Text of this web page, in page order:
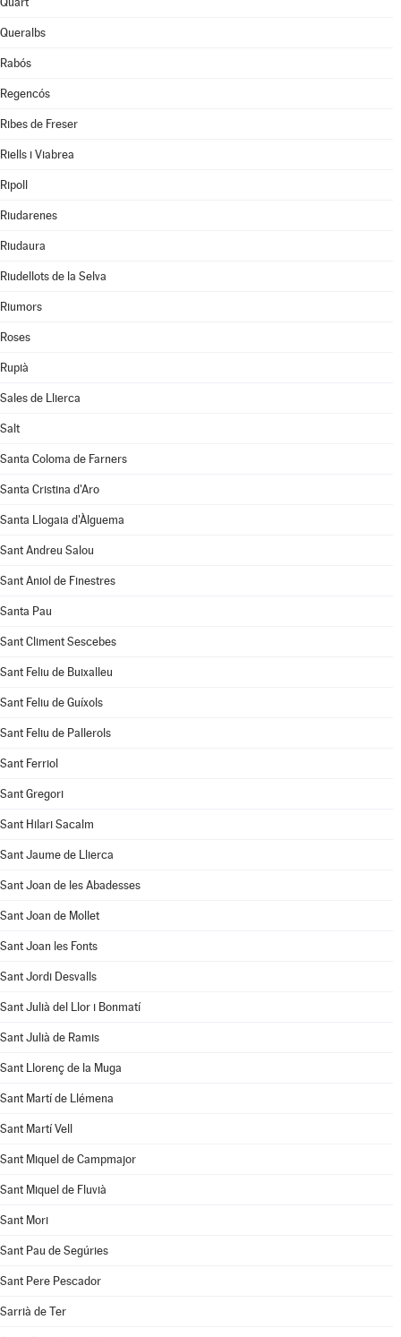
Queralbs
Rabós
Regencós
Ribes de Freser
Riells i Viabrea
Ripoll
Riudarenes
Riudaura
Riudellots de la Selva
Riumors
Roses
Rupià
Sales de Llierca
Salt
Santa Coloma de Farners
Santa Cristina d'Aro
Santa Llogaia d'Àlguema
Sant Andreu Salou
Sant Aniol de Finestres
Santa Pau
Sant Climent Sescebes
Sant Feliu de Buixalleu
Sant Feliu de Guíxols
Sant Feliu de Pallerols
Sant Ferriol
Sant Gregori
Sant Hilari Sacalm
Sant Jaume de Llierca
Sant Joan de les Abadesses
Sant Joan de Mollet
Sant Joan les Fonts
Sant Jordi Desvalls
Sant Julià del Llor i Bonmatí
Sant Julià de Ramis
Sant Llorenç de la Muga
Sant Martí de Llémena
Sant Martí Vell
Sant Miquel de Campmajor
Sant Miquel de Fluvià
Sant Mori
Sant Pau de Segúries
Sant Pere Pescador
Sarrià de Ter